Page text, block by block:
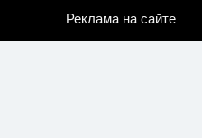
Реклама на сайте